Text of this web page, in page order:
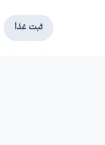
ثبت غذا